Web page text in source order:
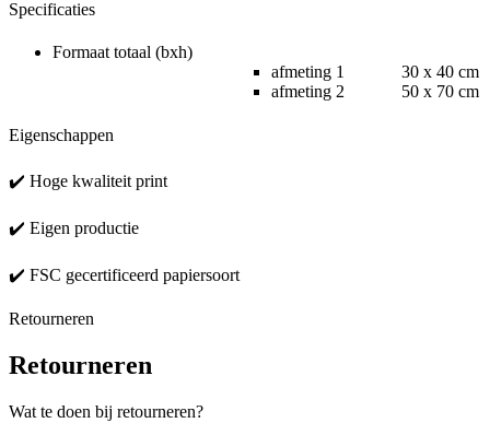
Specificaties
Formaat totaal (bxh)
afmeting 1 30 x 40 cm
afmeting 2 50 x 70 cm
Eigenschappen
✔️ Hoge kwaliteit print
✔️ Eigen productie
✔️ FSC gecertificeerd papiersoort
Retourneren
Retourneren
Wat te doen bij retourneren?